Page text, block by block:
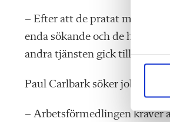
m
t
y
k
s
– Efter att de pratat med
enda sökande och de
andra tjänsten gick till en
Paul Carlbark söker jobb i
– Arbetsförmedlingen kräver